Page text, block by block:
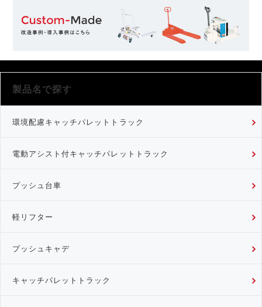
製品名で探す
環境配慮キャッチパレットトラック
電動アシスト付キャッチパレットトラック
プッシュ台車
軽リフター
プッシュキャデ
キャッチパレットトラック